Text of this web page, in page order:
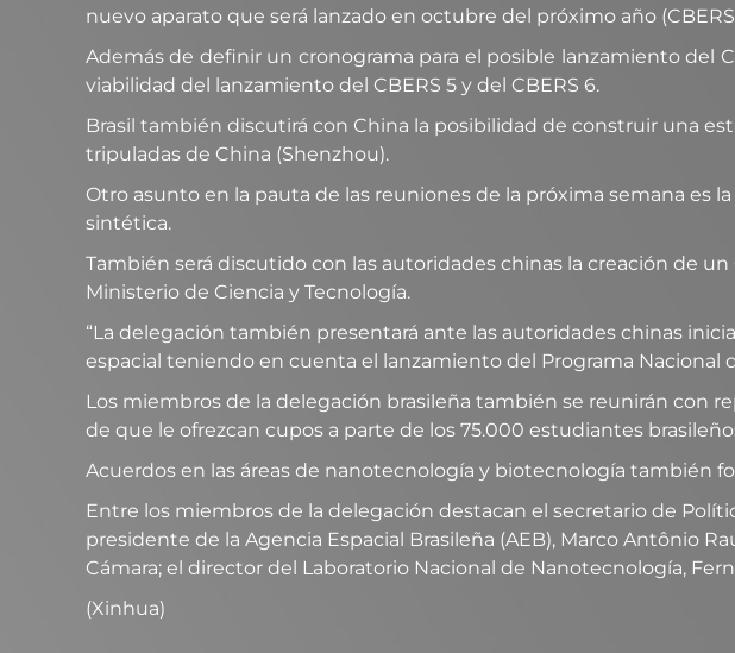
nuevo aparato que será lanzado en octubre del próximo año (CBERS
Además de definir un cronograma para el posible lanzamiento del
viabilidad del lanzamiento del CBERS 5 y del CBERS 6.
Brasil también discutirá con China la posibilidad de construir una
tripuladas de China (Shenzhou).
Otro asunto en la pauta de las reuniones de la próxima semana es
sintética.
También será discutido con las autoridades chinas la creación de
Ministerio de Ciencia y Tecnología.
“La delegación también presentará ante las autoridades chinas
espacial teniendo en cuenta el lanzamiento del Programa Nacional
Los miembros de la delegación brasileña también se reunirán con
de que le ofrezcan cupos a parte de los 75.000 estudiantes
Acuerdos en las áreas de nanotecnología y biotecnología también
Entre los miembros de la delegación destacan el secretario de
presidente de la Agencia Espacial Brasileña (AEB), Marco Antônio
Cámara; el director del Laboratorio Nacional de Nanotecnología,
(Xinhua)